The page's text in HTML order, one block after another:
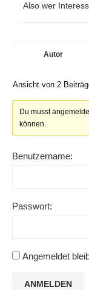
Also wer
Autor
Ansicht von 2
Du musst
können.
Benutzername:
Passwort:
Angemeldet
ANMELDEN